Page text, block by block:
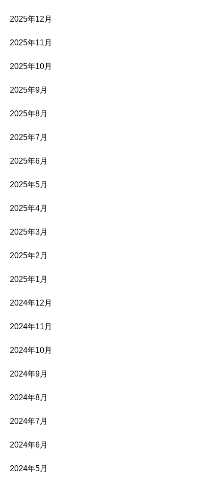
2025年12月
2025年11月
2025年10月
2025年9月
2025年8月
2025年7月
2025年6月
2025年5月
2025年4月
2025年3月
2025年2月
2025年1月
2024年12月
2024年11月
2024年10月
2024年9月
2024年8月
2024年7月
2024年6月
2024年5月